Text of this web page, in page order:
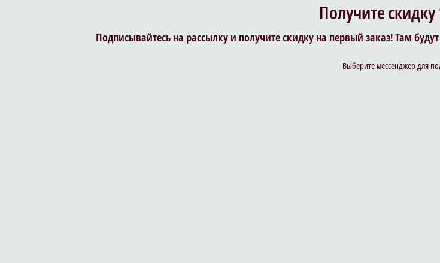
Получите скидку
Подписывайтесь на рассылку и получите скидку на первый заказ! Там
Выберите мессенджер для